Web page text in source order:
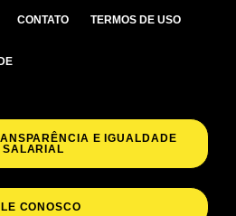
CONTATO TERMOS DE USO
E IGUALDADE
SALARIAL
CONOSCO